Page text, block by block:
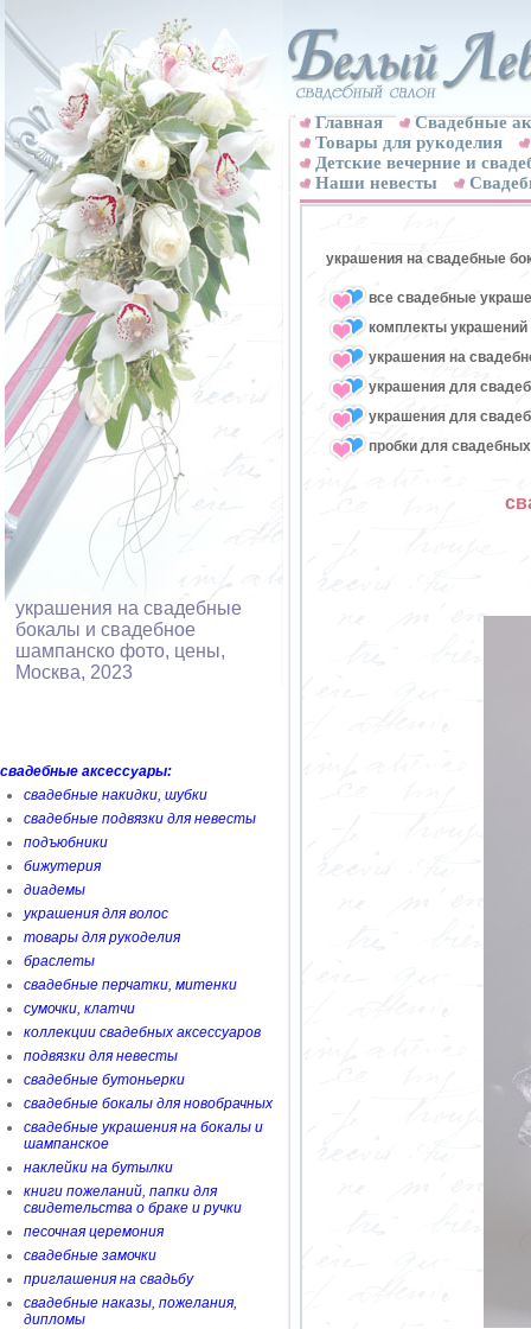
украшения на свадебные
бокалы и свадебное
шампанско фото, цены,
Москва, 2023
свадебные аксессуары:
свадебные накидки, шубки
свадебные подвязки для невесты
подъюбники
бижутерия
диадемы
украшения для волос
товары для рукоделия
браслеты
свадебные перчатки, митенки
сумочки, клатчи
коллекции свадебных аксессуаров
подвязки для невесты
свадебные бутоньерки
свадебные бокалы для новобрачных
свадебные украшения на бокалы и
шампанское
наклейки на бутылки
книги пожеланий, папки для
свидетельства о браке и ручки
песочная церемония
свадебные замочки
приглашения на свадьбу
свадебные наказы, пожелания,
дипломы
Главная
Свадебные
Товары для рукоделия
Детские вечерние и
Наши невесты
украшения на свадебные
все свадебные
комплекты
украшения на
украшения для
украшения для
пробки для